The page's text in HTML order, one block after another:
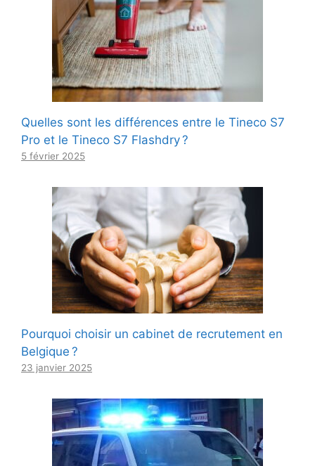
Quelles sont les différences entre le Tineco S7
Pro et le Tineco S7 Flashdry ?
5 février 2025
Pourquoi choisir un cabinet de recrutement en
Belgique ?
23 janvier 2025